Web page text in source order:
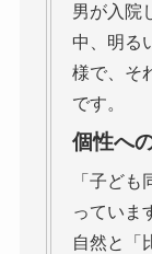
男が入院
中、明る
様で、そ
です。
個性へ
「子ど
っていま
自然と「